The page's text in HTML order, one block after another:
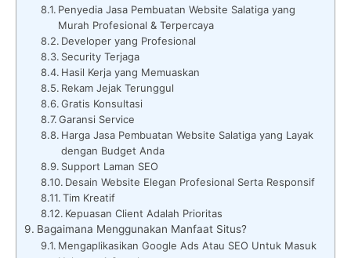
Penyedia Jasa Pembuatan Website Salatiga yang
Murah Profesional & Terpercaya
Developer yang Profesional
Security Terjaga
Hasil Kerja yang Memuaskan
Rekam Jejak Terunggul
Gratis Konsultasi
Garansi Service
Harga Jasa Pembuatan Website Salatiga yang Layak
dengan Budget Anda
Support Laman SEO
Desain Website Elegan Profesional Serta Responsif
Tim Kreatif
Kepuasan Client Adalah Prioritas
Bagaimana Menggunakan Manfaat Situs?
Mengaplikasikan Google Ads Atau SEO Untuk Masuk